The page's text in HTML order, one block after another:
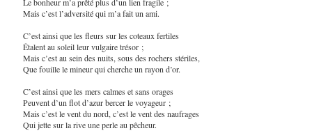
Mais c’est l’adversité qui m’a fait un ami.
C’est ainsi que les fleurs sur les coteaux fertiles
Étalent au soleil leur vulgaire trésor ;
Mais c’est au sein des nuits, sous des rochers stériles,
Que fouille le mineur qui cherche un rayon d’or.
C’est ainsi que les mers calmes et sans orages
Peuvent d’un flot d’azur bercer le voyageur ;
Mais c’est le vent du nord, c’est le vent des naufrages
Qui jette sur la rive une perle au pêcheur.